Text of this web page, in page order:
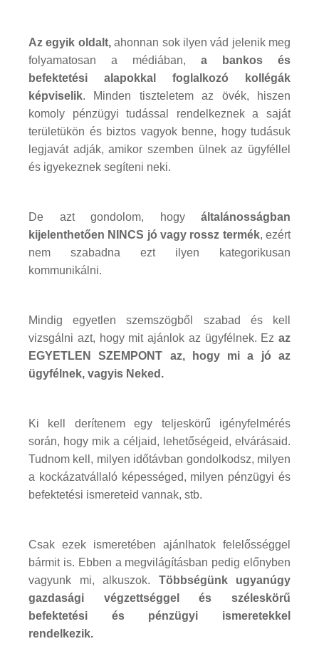
Az egyik oldalt,ahonnan sok ilyen vád jelenik meg
folyamatosan a médiában, a bankos és
befektetési alapokkal foglalkozó kollégák
képviselik. Minden tiszteletem az övék, hiszen
komoly pénzügyi tudással rendelkeznek a saját
területükön és biztos vagyok benne, hogy tudásuk
legjavát adják, amikor szemben ülnek az ügyféllel
és igyekeznek segíteni neki.
De azt gondolom, hogy általánosságban
kijelenthetően NINCS jó vagy rossz termék, ezért
nem szabadna ezt ilyen kategorikusan
kommunikálni.
Mindig egyetlen szemszögből szabad és kell
vizsgálni azt, hogy mit ajánlok az ügyfélnek. Ez az
EGYETLEN SZEMPONT az, hogy mi a jó az
ügyfélnek, vagyis Neked.
Ki kell derítenem egy teljeskörű igényfelmérés
során, hogy mik a céljaid, lehetőségeid, elvárásaid.
Tudnom kell, milyen időtávban gondolkodsz, milyen
a kockázatvállaló képességed, milyen pénzügyi és
befektetési ismereteid vannak, stb.
Csak ezek ismeretében ajánlhatok felelősséggel
bármit is. Ebben a megvilágításban pedig előnyben
vagyunk mi, alkuszok. Többségünk ugyanúgy
gazdasági végzettséggel és széleskörű
befektetési és pénzügyi ismeretekkel
rendelkezik.